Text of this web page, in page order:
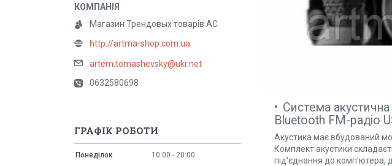
Система
Bluetooth FM-радіо
Акустика має вбудований
Комплект акустики
під'єднання до комп'ютера,
Магазин Трендовых товарів АС
http://artma-shop.com.ua
artem.tomashevsky@ukr.net
0632580698
ГРАФІК РОБОТИ
Понеділок 10:00 20:00